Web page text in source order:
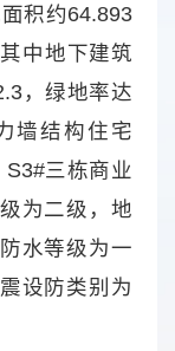
积约64.893
中地下建筑
，绿地率达
墙结构住宅
三栋商业
为二级，地
水等级为一
设防类别为